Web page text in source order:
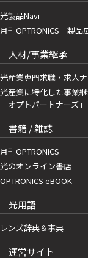
光製品Navi
月刊OPTRONICS 製品
人材/事業継承
光産業専門求職・求人
光産業に特化した事業
「オプトパートナーズ」
書籍 / 雑誌
月刊OPTRONICS
光のオンライン書店
OPTRONICS eBOOK
光用語
レンズ辞典＆事典
運営サイト